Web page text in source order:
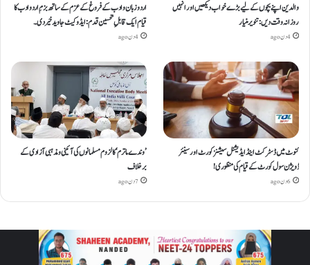
والدین اپنے بچوں کے لیے بڑے خواب دیکھیں اور انہیں
روزانہ وقت دیں : تنویر منیار
4 دن ago
اردو زبان و ادب کے فروغ کے عزم کے ساتھ بزمِ اردو ادب کا
قیام ایک قابلِ تحسین قدم : ایڈوکیٹ جاوید خیردی۔
4 دن ago
کنوٹ میں ڈسٹرکٹ اینڈ ایڈیشنل سیشنز کورٹ اور سینئر
ڈویژن سول کورٹ کے قیام کی منظوری!
6 دن ago
’وندے ماترم‘ کا لزوم مسلمانوں کی آئینی ومذہبی آزادی کے
برخلاف
7 دن ago